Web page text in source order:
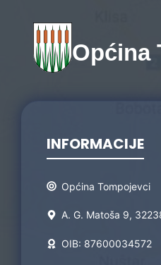
Općina
INFORMACIJE
Općina Tompojevci
A. G. Matoša 9,
OIB: 87600034572